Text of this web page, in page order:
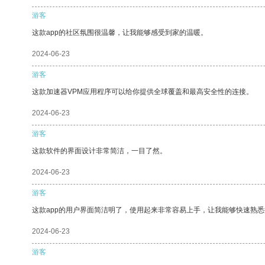
游客
这款app的社区氛围很温馨，让我能够感受到家的温暖。
2024-06-23
游客
这款加速器VPM应用程序可以给你提供全球覆盖和最高安全性的连接。
2024-06-23
游客
这款软件的界面设计非常简洁，一目了然。
2024-06-23
游客
这款app的用户界面简洁明了，使用起来非常容易上手，让我能够快速熟
2024-06-23
游客